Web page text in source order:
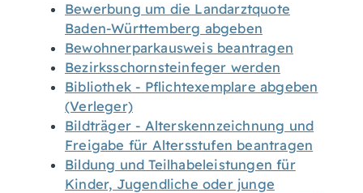
Bewerbung um die Landarztquote
Baden-Württemberg abgeben
Bewohnerparkausweis beantragen
Bezirksschornsteinfeger werden
Bibliothek - Pflichtexemplare abgeben
(Verleger)
Bildträger - Alterskennzeichnung und
Freigabe für Altersstufen beantragen
Bildung und Teilhabeleistungen für
Kinder, Jugendliche oder junge